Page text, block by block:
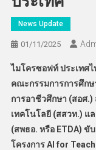
News Update
01/11/2025
ไมโครซอฟท์ ประเทศ
คณะกรรมการการศึก
การอาชีวศึกษา (สอศ
เทคโนโลยี (สสวท.) แ
(สพธอ. หรือ ETDA) ขั
โครงการ AI for